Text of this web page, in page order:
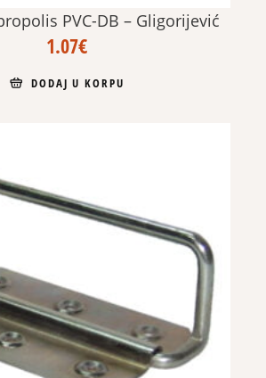
PVC-DB – Gligorijević
1.07€
DODAJ U KORPU